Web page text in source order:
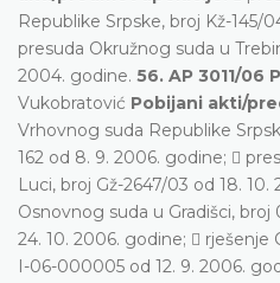
Republike Srpske, broj Kž-145/
presuda Okružnog suda u
2004. godine. 56. AP 3011/06
Vukobratović Pobijani akti/
Vrhovnog suda Republike
162 od 8. 9. 2006. godine; 
Luci, broj Gž-2647/03 od 18.
Osnovnog suda u Gradišci,
24. 10. 2006. godine; 
I-06-000005 od 12. 9. 2006.